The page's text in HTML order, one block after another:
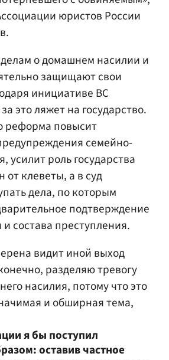
юристов России
о домашнем насилии и
защищают свои
инициативе ВС
это ляжет на государство.
реформа повысит
семейно-
усилит роль государства
от клеветы, а в суд
дела, по которым
подтверждение
состава преступления.
видит иной выход
разделяю тревогу
насилия, потому что это
и обширная тема,
я бы поступил
оставив частное